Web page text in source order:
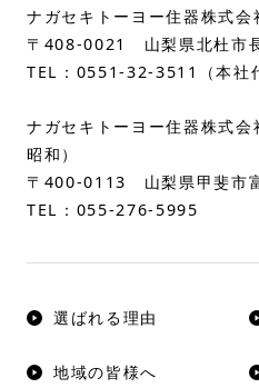
ナガセキトーヨー住器株式
〒408-0021 山梨県北杜市
TEL： 0551-32-3511 （本社
ナガセキトーヨー住器株式
昭和）
〒400-0113 山梨県甲斐市
TEL： 055-276-5995
選ばれる理由
地域の皆様へ